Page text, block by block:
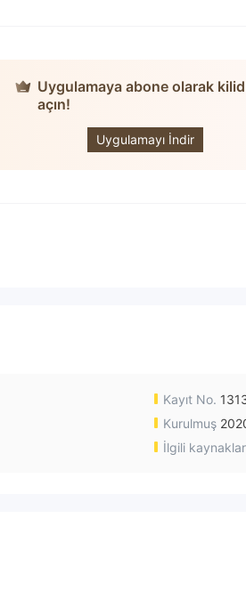
Uygulamaya abone olarak
açın!
Uygulamayı İndir
Kayıt No.
Kurulmuş
İlgili kaynaklar